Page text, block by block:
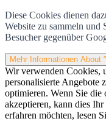
Diese Cookies dienen
Website zu sammeln und
Besucher gegenüber
Mehr Informationen About
Wir verwenden Cookies,
personalisierte Angebote
optimieren. Wenn Sie
akzeptieren, kann dies
erfahren möchten, lesen